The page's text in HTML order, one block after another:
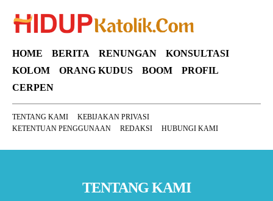
HOME BERITA RENUNGAN
KONSULTASI
KOLOM
ORANG KUDUS BOOM
PROFIL
CERPEN
TENTANG KAMI
KEBIJAKAN PRIVASI
KETENTUAN PENGGUNAAN
REDAKSI HUBUNGI KAMI
TENTANG KAMI